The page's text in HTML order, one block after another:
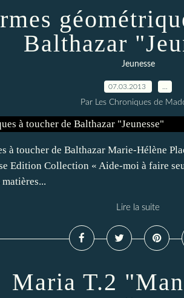
Balthazar
Jeunesse
07.03.2013
Par Les Chroniques de
à toucher de Balthazar Marie-Hélène
Edition Collection « Aide-moi à faire
Lire la suite
Maria T.2